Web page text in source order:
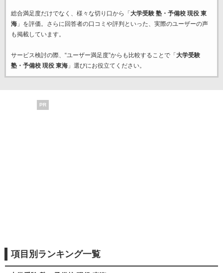
総合満足度だけでなく、様々な切り口から「 大学受験 塾・予備校 現役 東
海」を評価。さらに回答者の口コミや評判といった、実際のユーザーの声
も掲載しています。
サービス検討の際、“ユーザー満足度”からも比較することで「 大学受験
塾・予備校 現役 東海」選びにお役立てください。
PR
項目別ランキング一覧